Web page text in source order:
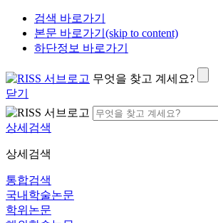
검색 바로가기
본문 바로가기(skip to content)
하단정보 바로가기
무엇을 찾고 계세요?
닫기
상세검색
상세검색
통합검색
국내학술논문
학위논문